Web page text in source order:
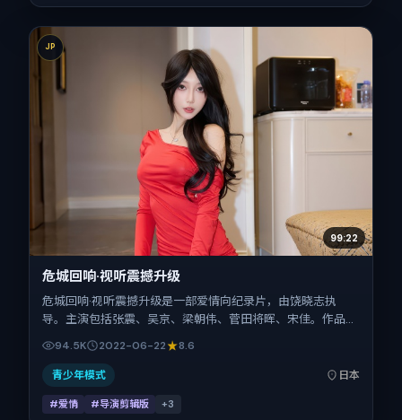
JP
99:22
危城回响·视听震撼升级
危城回响·视听震撼升级是一部爱情向纪录片，由饶晓志执
导。主演包括张震、吴京、梁朝伟、菅田将晖、宋佳。作品主
要在日本取景与发行，2022年暑期档与观众见面，首映日期
2022-06-22，正片时长139分钟。
94.5K 2022-06-22 8.6
青少年模式 日本
#爱情 #导演剪辑版 +3